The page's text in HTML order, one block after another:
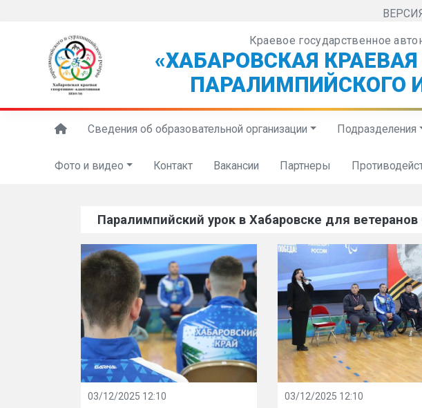
Краевое государственное
«ХАБАРОВСКАЯ
ПАРАЛИМПИЙСКОГО
Сведения об образовательной организации Подразделения
Фото и видео Контакт Вакансии Партнеры
Паралимпийский урок в Хабаровске для
03/12/2025 12:10 03/12/2025 12:10